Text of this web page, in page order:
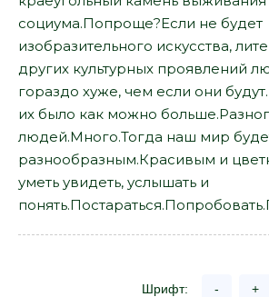
социума.Попроще?Если не будет
изобразительного искусства,
других культурных проявлений
гораздо хуже, чем если они
их было как можно
людей.Много.Тогда наш мир
разнообразным.Красивым и
уметь увидеть, услышать и
Шрифт: - +